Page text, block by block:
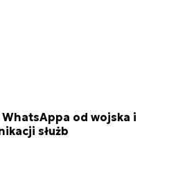
od wojska i
służb